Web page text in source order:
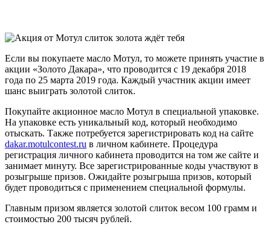
Если вы покупаете масло Мотул, то можете принять участие в
акции «Золото Дакара», что проводится с 19 декабря 2018
года по 25 марта 2019 года. Каждый участник акции имеет
шанс выиграть золотой слиток.
Покупайте акционное масло Мотул в специальной упаковке.
На упаковке есть уникальный код, который необходимо
отыскать. Также потребуется зарегистрировать код на сайте
dakar.motulcontest.ru в личном кабинете. Процедура
регистрация личного кабинета проводится на том же сайте и
занимает минуту. Все зарегистрированные коды участвуют в
розыгрыше призов. Ожидайте розыгрыша призов, который
будет проводиться с применением специальной формулы.
Главным призом является золотой слиток весом 100 грамм и
стоимостью 200 тысяч рублей.